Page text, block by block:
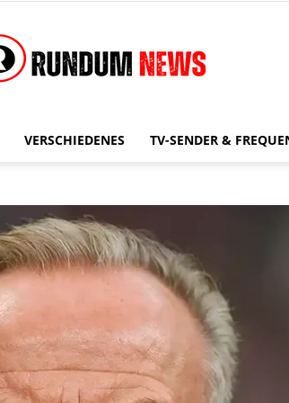
News
VERSCHIEDENES TV-SENDER &